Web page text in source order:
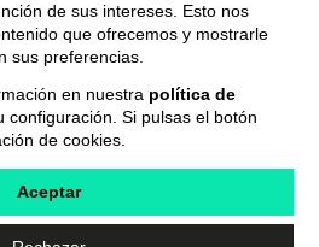
PUBLICIDAD
PROVEEDORES
POLÍTICA DE PRIVACIDAD
de sus intereses. Esto nos
que ofrecemos y mostrarle
sus preferencias.
en nuestra política de
configuración. Si pulsas el botón
de cookies.
Aceptar